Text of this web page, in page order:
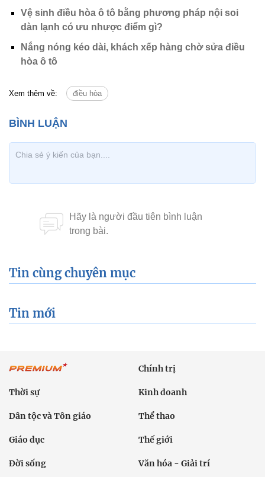
Vệ sinh điều hòa ô tô bằng phương pháp nội soi
dàn lạnh có ưu nhược điểm gì?
Nắng nóng kéo dài, khách xếp hàng chờ sửa điều
hòa ô tô
Xem thêm về: điều hòa
Tin cùng chuyên mục
Tin mới
Chính trị
Thời sự Kinh doanh
Dân tộc và Tôn giáo Thể thao
Giáo dục Thế giới
Đời sống Văn hóa - Giải trí